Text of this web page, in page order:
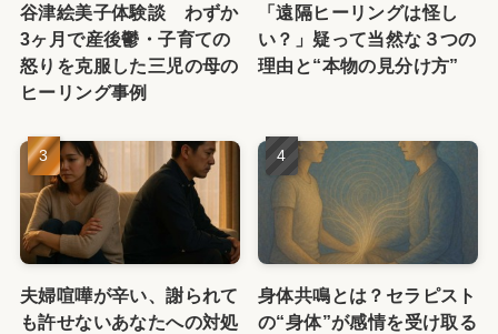
谷津絵美子体験談 わずか
3ヶ月で産後鬱・子育ての
怒りを克服した三児の母の
ヒーリング事例
「遠隔ヒーリングは怪し
い？」疑って当然な３つの
理由と“本物の見分け方”
夫婦喧嘩が辛い、謝られて
も許せないあなたへの対処
身体共鳴とは？セラピスト
の“身体”が感情を受け取る